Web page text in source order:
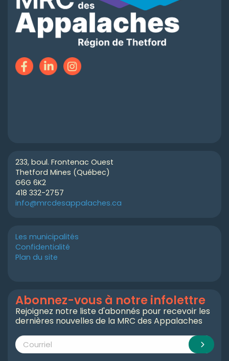
233, boul. Frontenac Ouest
Thetford Mines (Québec)
G6G 6K2
418 332-2757
info@mrcdesappalaches.ca
Les municipalités
Confidentialité
Plan du site
Abonnez-vous à notre infolettre
Rejoignez notre liste d'abonnés pour recevoir les
dernières nouvelles de la MRC des Appalaches